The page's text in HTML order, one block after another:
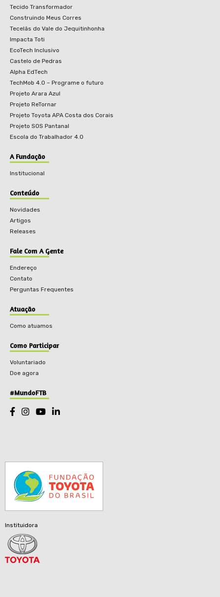
Tecido Transformador
Construindo Meus Corres
Tecelãs do Vale do Jequitinhonha
Impacta Toti
EcoTech Inclusivo
Castelo de Pedras
Alpha EdTech
TechMob 4.0 – Programe o futuro
Projeto Arara Azul
Projeto ReTornar
Projeto Toyota APA Costa dos Corais
Projeto SOS Pantanal
Escola do Trabalhador 4.0
A Fundação
Institucional
Conteúdo
Novidades
Artigos
Releases
Fale Com A Gente
Endereço
Contato
Perguntas Frequentes
Atuação
Como atuamos
Como Participar
Voluntariado
Doe agora
#MundoFTB
Instituidora